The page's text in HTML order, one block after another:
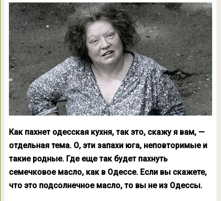
Как пахнет одесская кухня, так это, скажу я вам, —
отдельная тема. О, эти запахи юга, неповторимые и
такие родные. Где еще так будет пахнуть
семечковое масло, как в Одессе. Если вы скажете,
что это подсолнечное масло, то вы не из Одессы.